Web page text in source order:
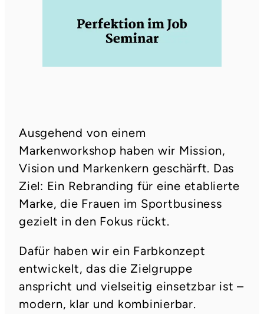
Ausgehend von einem
Markenworkshop haben wir Mission,
Vision und Markenkern geschärft. Das
Ziel: Ein Rebranding für eine etablierte
Marke, die Frauen im Sportbusiness
gezielt in den Fokus rückt.
Dafür haben wir ein Farbkonzept
entwickelt, das die Zielgruppe
anspricht und vielseitig einsetzbar ist –
modern, klar und kombinierbar.